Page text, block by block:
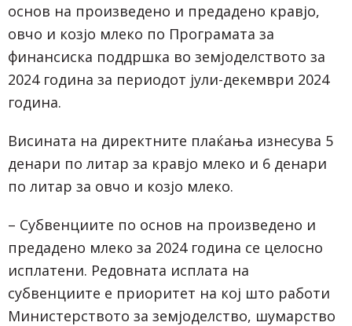
основ на произведено и предадено кравјо,
овчо и козјо млеко по Програмата за
финансиска поддршка во земјоделството за
2024 година за периодот јули-декември 2024
година.
Висината на директните плаќања изнесува 5
денари по литар за кравјо млеко и 6 денари
по литар за овчо и козјо млеко.
– Субвенциите по основ на произведено и
предадено млеко за 2024 година се целосно
исплатени. Редовната исплата на
субвенциите е приоритет на кој што работи
Министерството за земјоделство, шумарство